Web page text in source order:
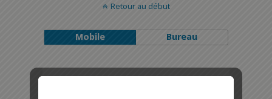
Retour au début
Mobile Bureau